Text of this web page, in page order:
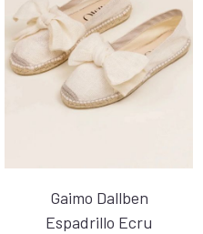
Gaimo Dallben
Espadrillo Ecru